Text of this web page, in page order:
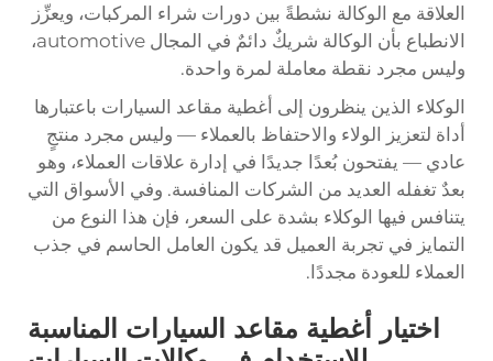
العلاقة مع الوكالة نشطةً بين دورات شراء المركبات، ويعزِّز
الانطباع بأن الوكالة شريكٌ دائمٌ في المجال automotive،
وليس مجرد نقطة معاملة لمرة واحدة.
الوكلاء الذين ينظرون إلى أغطية مقاعد السيارات باعتبارها
أداة لتعزيز الولاء والاحتفاظ بالعملاء — وليس مجرد منتجٍ
عادي — يفتحون بُعدًا جديدًا في إدارة علاقات العملاء، وهو
بعدٌ تغفله العديد من الشركات المنافسة. وفي الأسواق التي
يتنافس فيها الوكلاء بشدة على السعر، فإن هذا النوع من
التمايز في تجربة العميل قد يكون العامل الحاسم في جذب
العملاء للعودة مجددًا.
اختيار أغطية مقاعد السيارات المناسبة